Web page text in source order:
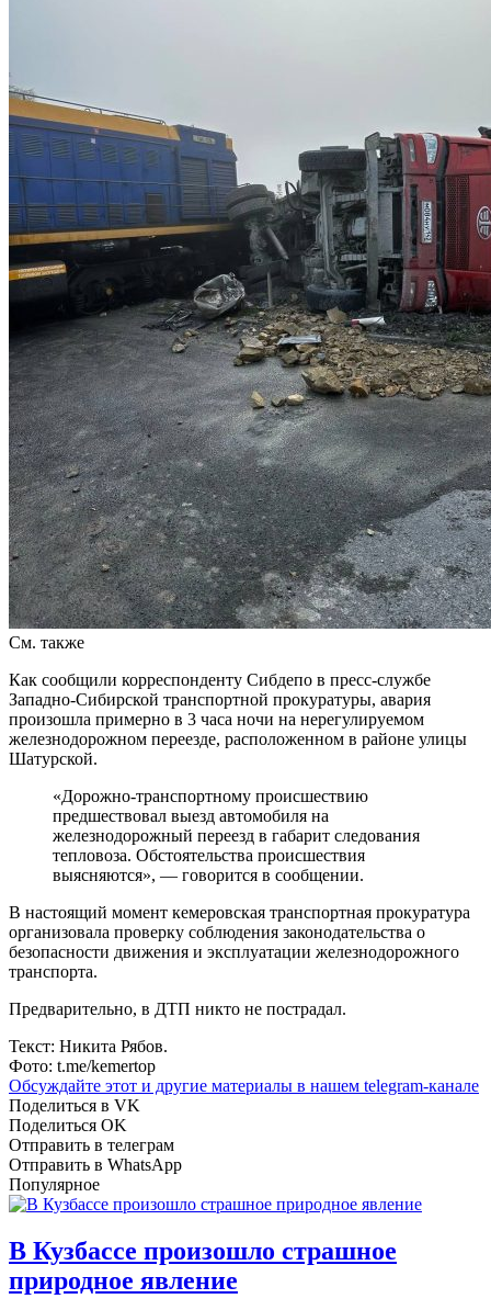
См. также
Как сообщили корреспонденту Сибдепо в пресс-службе
Западно-Сибирской транспортной прокуратуры, авария
произошла примерно в 3 часа ночи на нерегулируемом
железнодорожном переезде, расположенном в районе улицы
Шатурской.
«Дорожно-транспортному происшествию
предшествовал выезд автомобиля на
железнодорожный переезд в габарит следования
тепловоза. Обстоятельства происшествия
выясняются», — говорится в сообщении.
В настоящий момент кемеровская транспортная прокуратура
организовала проверку соблюдения законодательства о
безопасности движения и эксплуатации железнодорожного
транспорта.
Предварительно, в ДТП никто не пострадал.
Текст: Никита Рябов.
Фото: t.me/kemertop
Обсуждайте этот и другие материалы в нашем telegram-канале
Поделиться в VK
Поделиться OK
Отправить в телеграм
Отправить в WhatsApp
Популярное
В Кузбассе произошло страшное
природное явление